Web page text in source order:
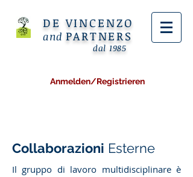
DE VINCENZO
and PARTNERS
dal 1985
Anmelden/Registrieren
Collaborazioni Esterne
Il gruppo di lavoro multidisciplinare è